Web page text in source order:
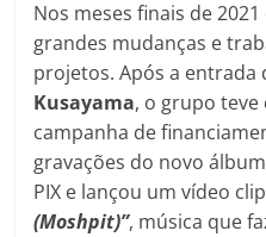
Nos meses finais de
grandes mudanças e
projetos. Após a entrada
Kusayama, o grupo
campanha de
gravações do novo
PIX e lançou um vídeo
(Moshpit)”, música que